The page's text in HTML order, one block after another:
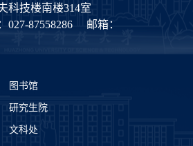
技楼南楼314室
027-87558286
邮箱：
图书馆
研究生院
文科处